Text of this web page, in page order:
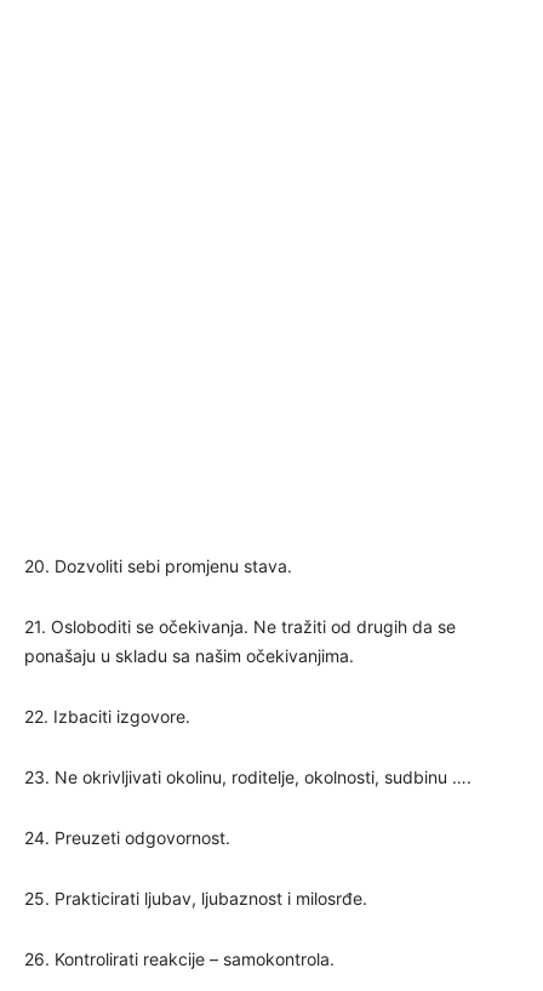
20. Dozvoliti sebi promjenu stava.
21. Osloboditi se očekivanja. Ne tražiti od drugih da se
ponašaju u skladu sa našim očekivanjima.
22. Izbaciti izgovore.
23. Ne okrivljivati okolinu, roditelje, okolnosti, sudbinu ….
24. Preuzeti odgovornost.
25. Prakticirati ljubav, ljubaznost i milosrđe.
26. Kontrolirati reakcije – samokontrola.